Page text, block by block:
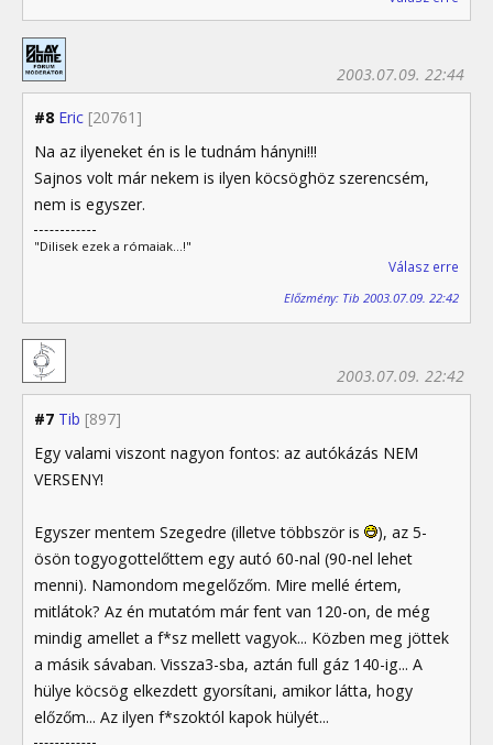
#8 Eric [20761]
2003.07.09. 22:44
Na az ilyeneket én is le tudnám hányni!!!
Sajnos volt már nekem is ilyen köcsöghöz szerencsém,
nem is egyszer.
"Dilisek ezek a rómaiak...!"
Válasz erre
Előzmény: Tib 2003.07.09. 22:42
#7 Tib [897]
2003.07.09. 22:42
Egy valami viszont nagyon fontos: az autókázás NEM
VERSENY!
Egyszer mentem Szegedre (illetve többször is
), az 5-
ösön togyogottelőttem egy autó 60-nal (90-nel lehet
menni). Namondom megelőzőm. Mire mellé értem,
mitlátok? Az én mutatóm már fent van 120-on, de még
mindig amellet a f*sz mellett vagyok... Közben meg jöttek
a másik sávaban. Vissza3-sba, aztán full gáz 140-ig... A
hülye köcsög elkezdett gyorsítani, amikor látta, hogy
előzőm... Az ilyen f*szoktól kapok hülyét...